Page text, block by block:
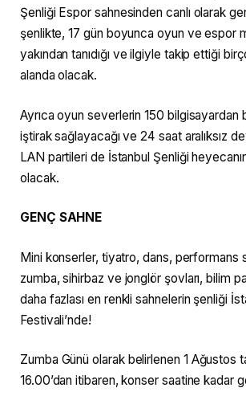
Şenliği Espor sahnesinden canlı olarak
şenlikte, 17 gün boyunca oyun ve espor
yakından tanıdığı ve ilgiyle takip ettiği
alanda olacak.
Ayrıca oyun severlerin 150 bilgisayardan
iştirak sağlayacağı ve 24 saat aralıksız
LAN partileri de İstanbul Şenliği
olacak.
GENÇ SAHNE
Mini konserler, tiyatro, dans, performans
zumba, sihirbaz ve jonglör şovları, bilim
daha fazlası en renkli sahnelerin şenliği
Festivali’nde!
Zumba Günü olarak belirlenen 1 Ağustos
16.00’dan itibaren, konser saatine kadar